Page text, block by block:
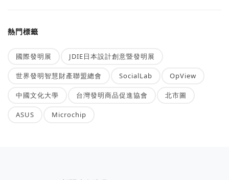
熱門標籤
國際發明展 JDIE日本設計創意暨發明展
世界發明智慧財產聯盟總會 SocialLab OpView
中國文化大學 台灣發明商品促進協會 北市圖
ASUS Microchip